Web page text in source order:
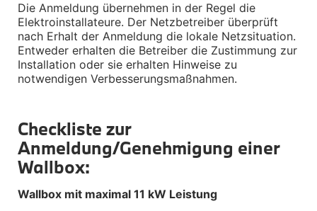
MINI JCW Zubehör
Transport & Gepäck
Exterieur
Interieur
Navigation Update
Kommunikation & Information
Felgen
Reifen
Sicherheit
Transport & Gepäck
Die Anmeldung übernehmen in der Regel die
Elektroinstallateure. Der Netzbetreiber überprüft
nach Erhalt der Anmeldung die lokale Netzsituation.
Entweder erhalten die Betreiber die Zustimmung zur
Installation oder sie erhalten Hinweise zu
notwendigen Verbesserungsmaßnahmen.
Checkliste zur
Anmeldung/Genehmigung einer
Wallbox:
Wallbox mit maximal 11 kW Leistung